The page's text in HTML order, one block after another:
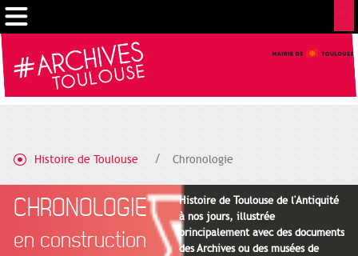
Histoire de Toulouse Chronologie
CHRONOLOGIE
en construction
Histoire de Toulouse de l'Antiquité
à nos jours, illustrée
principalement avec des documents
des Archives ou des musées de
Cookies management panel